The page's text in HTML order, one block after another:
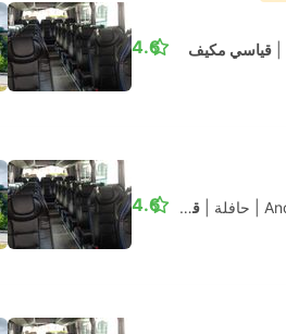
قياسي مكيف 4.6
حافلة قياسي مكيف 4.6